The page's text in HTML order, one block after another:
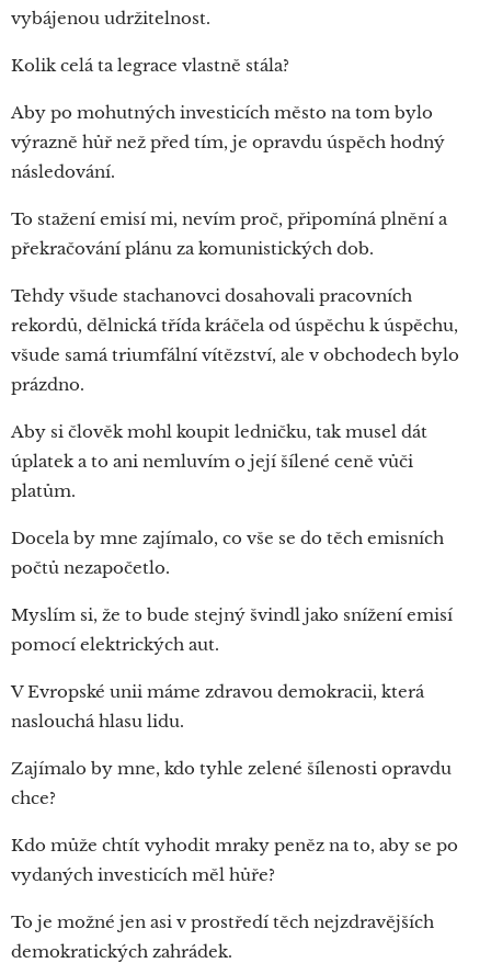
vybájenou udržitelnost.
Kolik celá ta legrace vlastně stála?
Aby po mohutných investicích město na tom bylo
výrazně hůř než před tím, je opravdu úspěch hodný
následování.
To stažení emisí mi, nevím proč, připomíná plnění a
překračování plánu za komunistických dob.
Tehdy všude stachanovci dosahovali pracovních
rekordů, dělnická třída kráčela od úspěchu k úspěchu,
všude samá triumfální vítězství, ale v obchodech bylo
prázdno.
Aby si člověk mohl koupit ledničku, tak musel dát
úplatek a to ani nemluvím o její šílené ceně vůči
platům.
Docela by mne zajímalo, co vše se do těch emisních
počtů nezapočetlo.
Myslím si, že to bude stejný švindl jako snížení emisí
pomocí elektrických aut.
V Evropské unii máme zdravou demokracii, která
naslouchá hlasu lidu.
Zajímalo by mne, kdo tyhle zelené šílenosti opravdu
chce?
Kdo může chtít vyhodit mraky peněz na to, aby se po
vydaných investicích měl hůře?
To je možné jen asi v prostředí těch nejzdravějších
demokratických zahrádek.